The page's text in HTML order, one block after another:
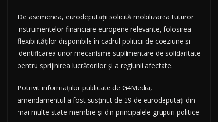
De asemenea, eurodeputații solicită mobilizarea tuturor
instrumentelor financiare europene relevante, folosirea
flexibilităților disponibile în cadrul politicii de coeziune și
identificarea unor mecanisme suplimentare de solidaritate
pentru sprijinirea lucrătorilor și a regiunii afectate.
Potrivit informațiilor publicate de G4Media,
amendamentul a fost susținut de 39 de eurodeputați din
mai multe state membre și din principalele grupuri politice